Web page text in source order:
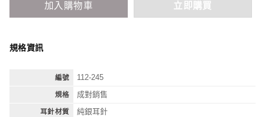
加入購物車 立即購買
規格資訊
編號 112-245
規格 成對銷售
耳針材質 純銀耳針